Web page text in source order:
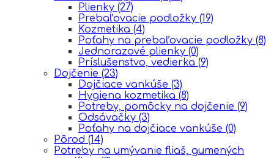
Plienky (27)
Prebaľovacie podložky (19)
Kozmetika (4)
Poťahy na prebaľovacie podložky (8)
Jednorazové plienky (0)
Príslušenstvo, vedierka (9)
Dojčenie (23)
Dojčiace vankúše (3)
Hygiena kozmetika (8)
Potreby, pomôcky na dojčenie (9)
Odsávačky (3)
Poťahy na dojčiace vankúše (0)
Pôrod (14)
Potreby na umývanie fliaš, gumených